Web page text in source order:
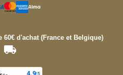
d'achat (France et Belgique)